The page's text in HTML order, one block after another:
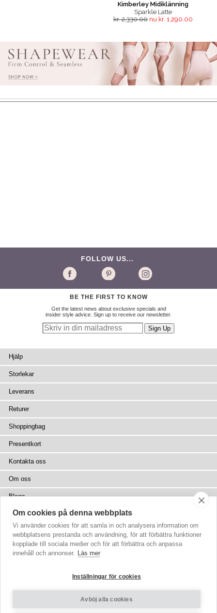
Kimberley Midiklänning
Sparkle Latte
kr. 2,330.00 nu kr. 1,290.00
FOLLOW US...
BE THE FIRST TO KNOW
Get the latest news about exclusive specials and
insider style advice. Sign up to receive our newsletter.
Hjälp
Storlekar
Leverans
Returer
Shoppingbag
Presentkort
Kontakta oss
Om oss
Blogg
Press
Återförsäljare
Webbplatskarta
© 2002-2026 Tiffany Rose Ltd. Alla rättigheter förbehålls
Om cookies på denna webbplats
Vi använder cookies för att samla in och analysera information om
webbplatsens prestanda och användning, för att förbättra funktioner
kopplade till sociala medier och för att förbättra och anpassa
innehåll och annonser. Läs mer
Inställningar för cookies
Avböj alla cookies